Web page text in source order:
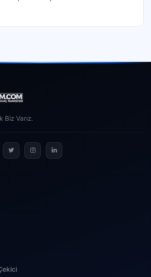
Biz Varız.